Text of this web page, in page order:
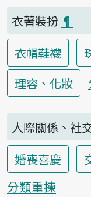
衣著裝扮 ¶
衣帽鞋襪
理容、化妝
人際關係、社
婚喪喜慶
分類重揀